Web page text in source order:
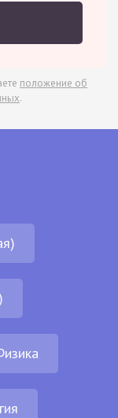
положение об
.